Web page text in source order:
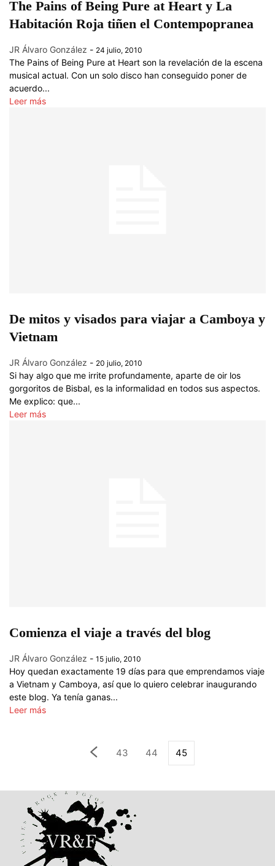
The Pains of Being Pure at Heart y La
Habitación Roja tiñen el Contempopranea
JR Álvaro González - 24 julio, 2010
The Pains of Being Pure at Heart son la revelación de la escena
musical actual. Con un solo disco han conseguido poner de
acuerdo...
Leer más
De mitos y visados para viajar a Camboya y
Vietnam
JR Álvaro González - 20 julio, 2010
Si hay algo que me irrite profundamente, aparte de oir los
gorgoritos de Bisbal, es la informalidad en todos sus aspectos.
Me explico: que...
Leer más
Comienza el viaje a través del blog
JR Álvaro González - 15 julio, 2010
Hoy quedan exactamente 19 días para que emprendamos viaje
a Vietnam y Camboya, así que lo quiero celebrar inaugurando
este blog. Ya tenía ganas...
Leer más
43 44 45